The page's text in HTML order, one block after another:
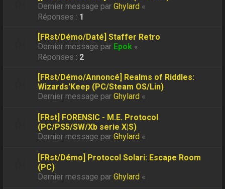
Dernier message parGhylard «
Réponses : 1
[FRst/Démo/Daté] Staffer Retro
Dernier message par Epok «
Réponses : 2
[FRst/Démo/Annoncé] Realms of Riddles:
Wizards'Keep (PC/Steam OS/Lin)
Dernier message parGhylard «
[FRst] FORENSIC - M.E. Protocol
(PC/PS5/SW/Xb serie X|S)
Dernier message parGhylard «
[FRst/Démo] Protocol Solari: Escape Room
(PC)
Dernier message parGhylard «